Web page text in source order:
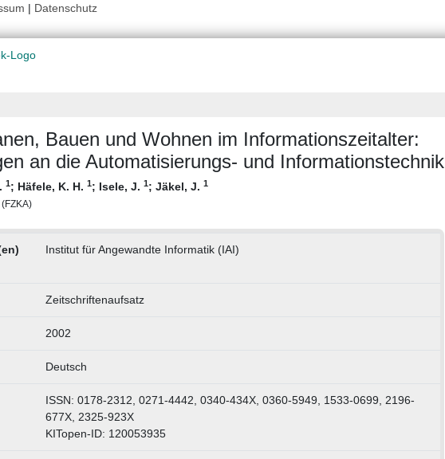
| Datenschutz
Bauen und Wohnen im Informationszeitalter:
an die Automatisierungs- und Informationstechnik
1; Häfele, K. H. 1; Isele, J. 1; Jäkel, J. 1
Institut für Angewandte Informatik (IAI)
Zeitschriftenaufsatz
2002
Deutsch
ISSN: 0178-2312, 0271-4442, 0340-434X, 0360-5949, 1533-0699, 2196-
677X, 2325-923X
KITopen-ID: 120053935